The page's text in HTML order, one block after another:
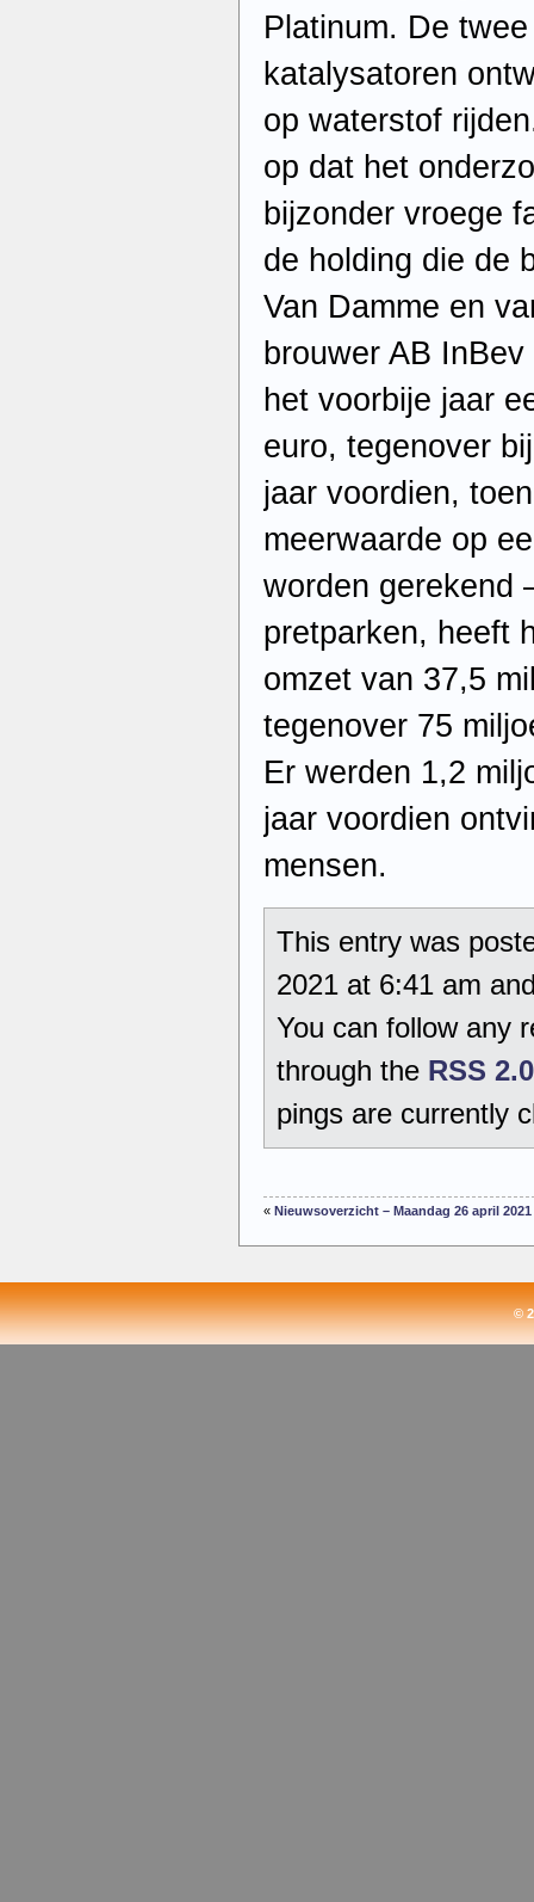
Platinum. De
katalysatoren
op waterstof
op dat het
bijzonder vroege
de holding die de
Van Damme en
brouwer AB
het voorbije jaar
euro, tegenover
jaar voordien,
meerwaarde op
worden gerekend
pretparken, heeft
omzet van 37,5
tegenover 75
Er werden 1,2
jaar voordien
mensen.
This entry was
2021 at 6:41 am
You can follow any
through the RSS 2.0
pings are currently
« Nieuwsoverzicht – Maandag 26 april 2021
©